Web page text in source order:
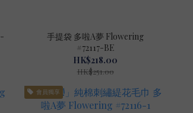
手提袋 多啦A夢 Flowering
#72117-BE
HK$218.00
HK$251.00
會員獨享